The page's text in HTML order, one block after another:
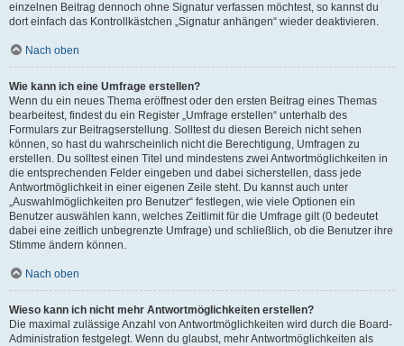
einzelnen Beitrag dennoch ohne Signatur verfassen möchtest, so kannst du
dort einfach das Kontrollkästchen „Signatur anhängen“ wieder deaktivieren.
Nach oben
Wie kann ich eine Umfrage erstellen?
Wenn du ein neues Thema eröffnest oder den ersten Beitrag eines Themas
bearbeitest, findest du ein Register „Umfrage erstellen“ unterhalb des
Formulars zur Beitragserstellung. Solltest du diesen Bereich nicht sehen
können, so hast du wahrscheinlich nicht die Berechtigung, Umfragen zu
erstellen. Du solltest einen Titel und mindestens zwei Antwortmöglichkeiten in
die entsprechenden Felder eingeben und dabei sicherstellen, dass jede
Antwortmöglichkeit in einer eigenen Zeile steht. Du kannst auch unter
„Auswahlmöglichkeiten pro Benutzer“ festlegen, wie viele Optionen ein
Benutzer auswählen kann, welches Zeitlimit für die Umfrage gilt (0 bedeutet
dabei eine zeitlich unbegrenzte Umfrage) und schließlich, ob die Benutzer ihre
Stimme ändern können.
Nach oben
Wieso kann ich nicht mehr Antwortmöglichkeiten erstellen?
Die maximal zulässige Anzahl von Antwortmöglichkeiten wird durch die Board-
Administration festgelegt. Wenn du glaubst, mehr Antwortmöglichkeiten als